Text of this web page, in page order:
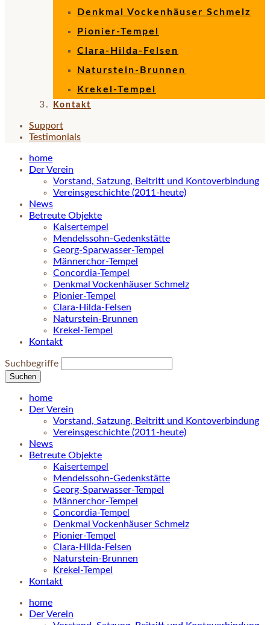
Denkmal Vockenhäuser Schmelz
Pionier-Tempel
Clara-Hilda-Felsen
Naturstein-Brunnen
Krekel-Tempel
Kontakt
Support
Testimonials
home
Der Verein
Vorstand, Satzung, Beitritt und Kontoverbindung
Vereinsgeschichte (2011-heute)
News
Betreute Objekte
Kaisertempel
Mendelssohn-Gedenkstätte
Georg-Sparwasser-Tempel
Männerchor-Tempel
Concordia-Tempel
Denkmal Vockenhäuser Schmelz
Pionier-Tempel
Clara-Hilda-Felsen
Naturstein-Brunnen
Krekel-Tempel
Kontakt
Suchbegriffe
Suchen
home
Der Verein
Vorstand, Satzung, Beitritt und Kontoverbindung
Vereinsgeschichte (2011-heute)
News
Betreute Objekte
Kaisertempel
Mendelssohn-Gedenkstätte
Georg-Sparwasser-Tempel
Männerchor-Tempel
Concordia-Tempel
Denkmal Vockenhäuser Schmelz
Pionier-Tempel
Clara-Hilda-Felsen
Naturstein-Brunnen
Krekel-Tempel
Kontakt
home
Der Verein